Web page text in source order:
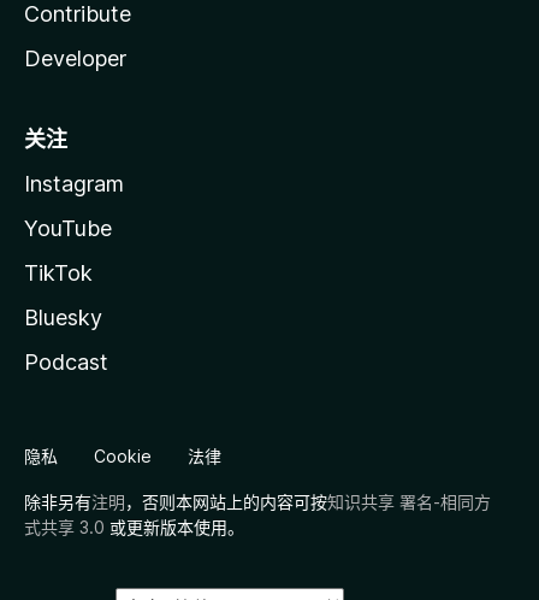
Contribute
Developer
关注
Instagram
YouTube
TikTok
Bluesky
Podcast
隐私 Cookie 法律
除非另有注明，否则本网站上的内容可按知识共享 署名-相同方
式共享 3.0 或更新版本使用。